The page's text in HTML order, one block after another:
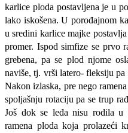
karlice ploda postavljena je u
lako iskošena. U porođajnom
u sredini karlice majke
promer. Ispod simfize se prvo
grebena, pa se plod njome
naviše, tj. vrši latero- fleksiju pa
Nakon izlaska, pre nego
spoljašnju rotaciju pa se trup
Još dok se leđa nisu rodila u
ramena ploda koja prolazeći